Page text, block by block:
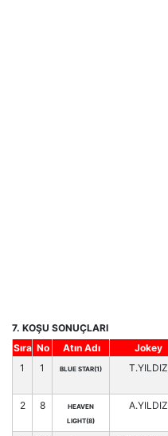
7. KOŞU SONUÇLARI
Sıra No Atın Adı Jokey
1
1 BLUE STAR(1) T.YILDIZ
2 8
HEAVEN
LIGHT(8)
A.YILDIZ